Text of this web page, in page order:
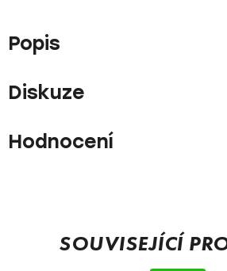
Popis
Diskuze
Hodnocení
SOUVISEJÍCÍ